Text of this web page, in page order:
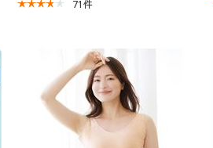
71件